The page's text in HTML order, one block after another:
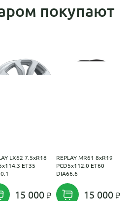
покупают
LX62 7.5xR18
ET35
15 000
REPLAY MR61 8xR19
PCD5x112.0 ET60
DIA66.6
15 000